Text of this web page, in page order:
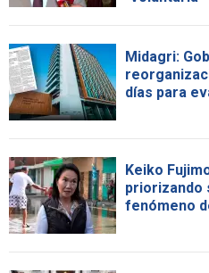
Midagri:
días para
Keiko
priorizando
fenómeno